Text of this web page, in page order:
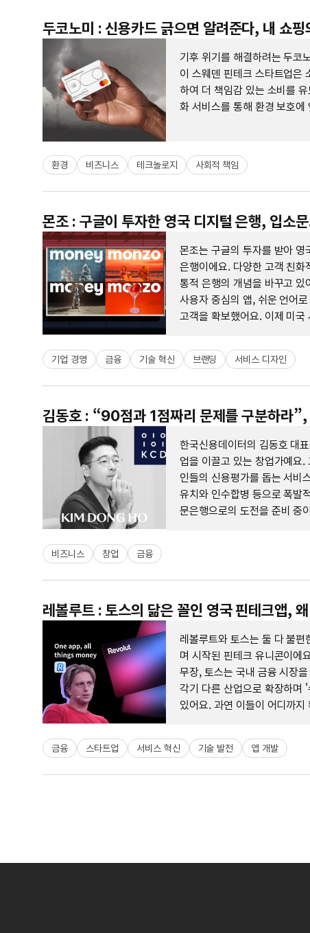
두코노미 : 신용카드 긁으면 알려준다, 내 쇼핑
기후 위기를 해결하려는 두코
이 스웨덴 핀테크 스타트업은
하여 더 책임감 있는 소비를
화 서비스를 통해 환경 보호에
환경 비즈니스 테크놀로지 사회적 책임
몬조 : 구글이 투자한 영국 디지털 은행, 입소
몬조는 구글의 투자를 받아 영
은행이에요. 다양한 고객 친
통적 은행의 개념을 바꾸고
사용자 중심의 앱, 쉬운 언어
고객을 확보했어요. 이제 미
기업 경영 금융 기술 혁신 브랜딩 서비스 디자인
김동호 : “90점과 1점짜리 문제를 구분하라”,
한국신용데이터의 김동호 대
업을 이끌고 있는 창업가예요
인들의 신용평가를 돕는 서비
유치와 인수합병 등으로 폭발
문은행으로의 도전을 준비 중
비즈니스 창업 금융
레볼루트 : 토스의 닮은 꼴인 영국 핀테크앱,
레볼루트와 토스는 둘 다 불
며 시작된 핀테크 유니콘이에
무장, 토스는 국내 금융 시장
각기 다른 산업으로 확장하며
있어요. 과연 이들이 어디까
금융 스타트업 서비스 혁신 기술 발전 앱 개발